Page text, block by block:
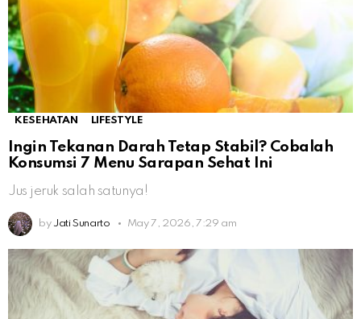
KESEHATAN LIFESTYLE
Ingin Tekanan Darah Tetap Stabil? Cobalah
Konsumsi 7 Menu Sarapan Sehat Ini
Jus jeruk salah satunya!
by Jati Sunarto May 7, 2026, 7:29 am